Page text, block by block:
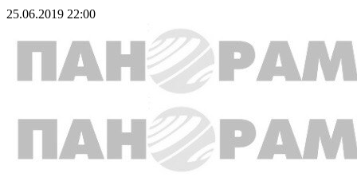
25.06.2019 22:00